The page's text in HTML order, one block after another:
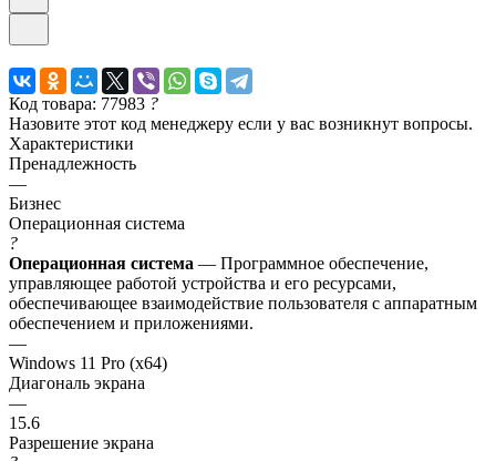
Код товара: 77983 ?
Назовите этот код менеджеру если у вас возникнут вопросы.
Характеристики
Пренадлежность
—
Бизнес
Операционная система
?
Операционная система — Программное обеспечение,
управляющее работой устройства и его ресурсами,
обеспечивающее взаимодействие пользователя с аппаратным
обеспечением и приложениями.
—
Windows 11 Pro (x64)
Диагональ экрана
—
15.6
Разрешение экрана